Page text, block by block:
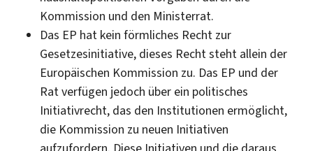
Kommission und den Ministerrat.
Das EP hat kein förmliches Recht zur
Gesetzesinitiative, dieses Recht steht allein der
Europäischen Kommission zu. Das EP und der
Rat verfügen jedoch über ein politisches
Initiativrecht, das den Institutionen ermöglicht,
die Kommission zu neuen Initiativen